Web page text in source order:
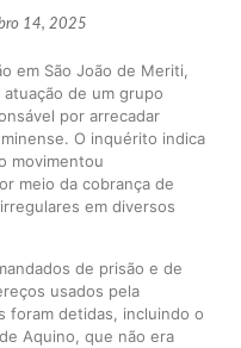
14, 2025
em São João de Meriti,
de um grupo
por arrecadar
O inquérito indica
movimentou
meio da cobrança de
em diversos
de prisão e de
usados pela
foram detidas, incluindo o
Aquino, que não era